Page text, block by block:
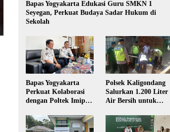
Bapas Yogyakarta Edukasi Guru SMKN 1
Seyegan, Perkuat Budaya Sadar Hukum di
Sekolah
Bapas Yogyakarta
Perkuat Kolaborasi
dengan Poltek Imipas,
Magang Taruna
Polsek Kaligondang
Salurkan 1.200 Liter
Air Bersih untuk
Kekeringan di
Purbalingga